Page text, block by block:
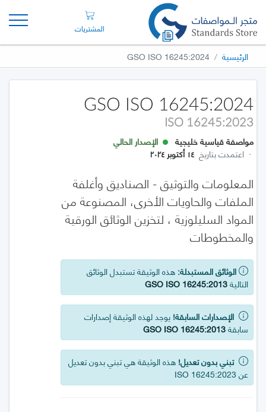
المشتريات
الرئيسية GSO ISO 16245:2024
GSO ISO 16245:2024
ISO 16245:2023
مواصفة قياسية خليجية
الإصدار الحالي
· اعتمدت بتاريخ ١٤ أكتوبر ٢٠٢٤
المعلومات والتوثيق - الصناديق وأغلفة
الملفات والحاويات الأخرى، المصنوعة من
المواد السليلوزية ، لتخزين الوثائق الورقية
والمخطوطات
الوثائق المستبدلة: هذه الوثيقة تستبدل الوثائق
التاليةGSO ISO 16245:2013
الإصدارات السابقة! يوجد لهذه الوثيقة إصدارات
سابقةGSO ISO 16245:2013
تبني بدون تعديل! هذه الوثيقة هي تبني بدون تعديل
عن ISO 16245:2023